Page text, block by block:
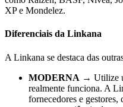
XP e Mondelez.
Diferenciais da Linkana
A Linkana se destaca das
MODERNA → Utilize
realmente funciona. A
fornecedores e gestores,